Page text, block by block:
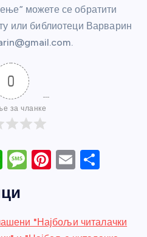
можете се обратити
или библиотеци Варварин
0
за чланке
W
at
s
M
a
Pi
e
E
e
"Најбољи читалачки